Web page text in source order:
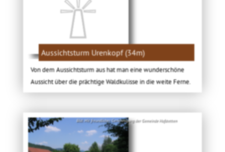
Aussichtsturm Urenkopf (34m)
Von dem Aussichtsturm aus hat man eine wunderschöne
Aussicht über die prächtige Waldkulisse in die weite Ferne.
Bild: Mit freundlicher Genehmigung der Gemeinde Hofstetten